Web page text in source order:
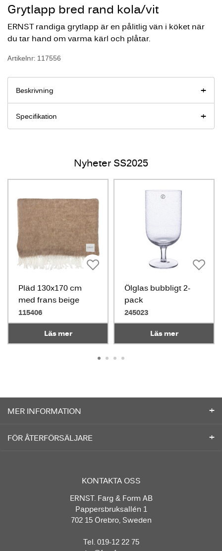
Grytlapp bred rand kola/vit
ERNST randiga grytlapp är en pålitlig vän i köket när
du tar hand om varma kärl och plåtar.
Artikelnr: 117556
Beskrivning
Specifikation
Nyheter SS2025
Pläd 130x170 cm
med frans beige
115406
Läs mer
Ölglas bubbligt 2-
pack
245023
Läs mer
MER INFORMATION
FÖR ÅTERFÖRSÄLJARE
KONTAKTA OSS
ERNST. Färg & Form AB
Pappersbruksallén 1
702 15 Örebro, Sweden
Tel. 019-12 22 75